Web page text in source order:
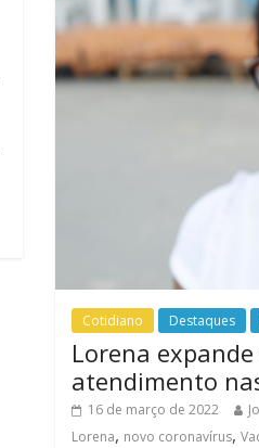
Cotidiano Destaques
Lorena
atendimento
16 de março de 2022
Lorena, novo coronavírus,